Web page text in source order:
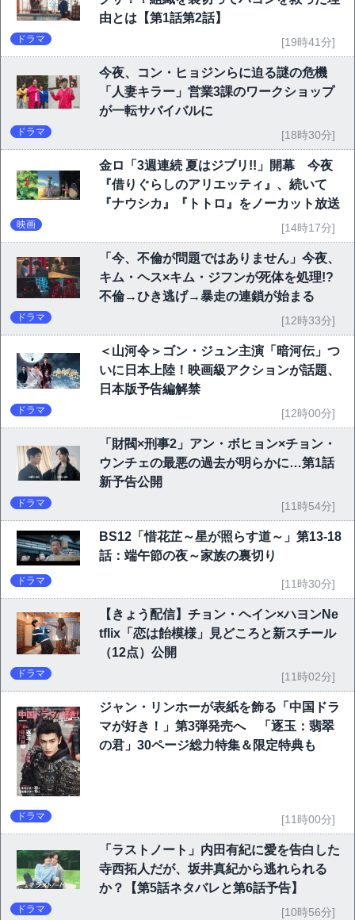
由とは【第1話第2話】
ドラマ [19時41分]
今夜、コン・ヒョジンらに迫る謎の危機
「人妻キラー」営業3課のワークショップ
が一転サバイバルに
ドラマ [18時30分]
金ロ「3週連続 夏はジブリ!!」開幕 今夜
『借りぐらしのアリエッティ』、続いて
『ナウシカ』『トトロ』をノーカット放送
映画 [14時17分]
「今、不倫が問題ではありません」今夜、
キム・ヘス×キム・ジフンが死体を処理!?
不倫→ひき逃げ→暴走の連鎖が始まる
ドラマ [12時33分]
＜山河令＞ゴン・ジュン主演「暗河伝」つ
いに日本上陸！映画級アクションが話題、
日本版予告編解禁
ドラマ [12時00分]
「財閥×刑事2」アン・ボヒョン×チョン・
ウンチェの最悪の過去が明らかに…第1話
新予告公開
ドラマ [11時54分]
BS12「惜花芷～星が照らす道～」第13-18
話：端午節の夜～家族の裏切り
ドラマ [11時30分]
【きょう配信】チョン・ヘイン×ハヨンNe
tflix「恋は飴模様」見どころと新スチール
（12点）公開
ドラマ [11時02分]
ジャン・リンホーが表紙を飾る「中国ドラ
マが好き！」第3弾発売へ 「逐玉：翡翠
の君」30ページ総力特集＆限定特典も
ドラマ [11時00分]
「ラストノート」内田有紀に愛を告白した
寺西拓人だが、坂井真紀から逃れられる
か？【第5話ネタバレと第6話予告】
ドラマ [10時56分]